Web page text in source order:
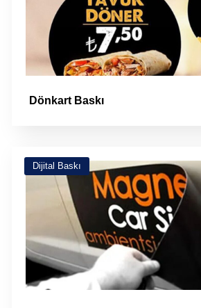
Dönkart Baskı
Dijital Baskı